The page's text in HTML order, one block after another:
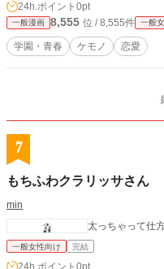
24h.ポイント 0pt
一般漫画 8,555 位 / 8,555件 一般
学園・青春 ケモノ 恋愛
7
もちふわクラリッサさん
min
太っちゃって仕
一般女性向け 完結
24h.ポイント 0pt